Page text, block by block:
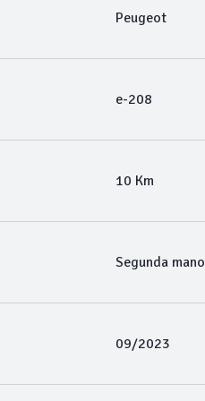
Peugeot
e-208
10 Km
Segunda mano
09/2023